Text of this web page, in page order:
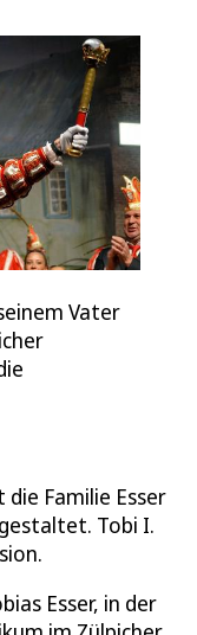
Vater
Familie Esser
Tobi I.
Esser, in der